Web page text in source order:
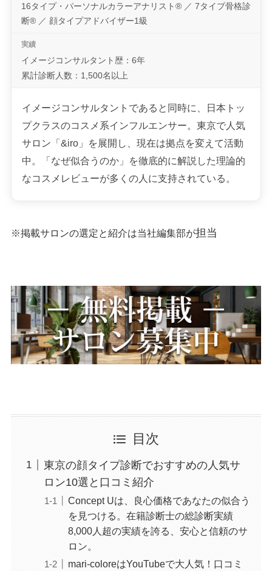
16タイプ・パーソナルカラーアナリスト® ／ 7タイプ骨格診
断® ／ 顔タイプアドバイザー1級
イメージコンサルタント歴：6年
累計診断人数：1,500名以上
イメージコンサルタントであると同時に、日本トッ
プクラスのコスメ系インフルエンサー。東京で人気
サロン「&iro」を展開し、現在は拠点を変えて活動
中。「なぜ似合うのか」を徹底的に解説した理論的
なコスメレビューが多くの人に支持されている。
※掲載サロンの選定と紹介は当社編集部が担当
目次
東京の顔タイプ診断でおすすめの人気サ
ロン10選と口コミ紹介
Concept Uは、良心価格であなたの似合う
を見つける。在籍診断士の総診断実績
8,000人超の実績を誇る、安心と信頼のサ
ロン。
mari-coloreはYouTubeで大人気！口コミ